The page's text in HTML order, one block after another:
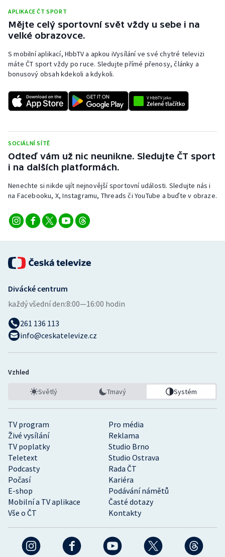
Rychlostní kanoistika
Short track
Sportovní střelba
Stolní tenis
Triatlon
Veslování
Vodní slalom
APLIKACE ČT SPORT
Mějte celý sportovní svět vždy u sebe i na
velké obrazovce.
S mobilní aplikací, HbbTV a apkou iVysílání ve své chytré televizi
máte ČT sport vždy po ruce. Sledujte přímé přenosy, články a
bonusový obsah kdekoli a kdykoli.
SOCIÁLNÍ SÍTĚ
Odteď vám už nic neunikne. Sledujte ČT sport
i na dalších platformách.
Nenechte si nikde ujít nejnovější sportovní události. Sledujte nás i
na Facebooku, X, Instagramu, Threads či YouTube a buďte v obraze.
TV program
Pro média
Živé vysílání
Reklama
TV poplatky
Studio Brno
Teletext
Studio Ostrava
Podcasty
Rada ČT
Počasí
Kariéra
E-shop
Podávání námětů
Mobilní a TV aplikace
Časté dotazy
Vše o ČT
Kontakty
Divácké centrum
každý všední den:8:00—16:00 hodin
261 136 113
info@ceskatelevize.cz
Vzhled
Světlý Tmavý Systém